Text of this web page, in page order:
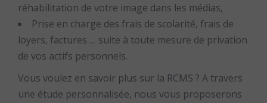
réhabilitation de votre image dans les médias,
Prise en charge des frais de scolarité, frais de
loyers, factures … suite à toute mesure de privation
de vos actifs personnels.
Vous voulez en savoir plus sur la RCMS ? A travers
une étude personnalisée, nous vous proposerons